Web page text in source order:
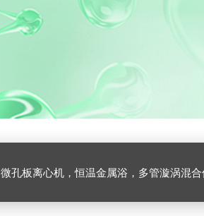
微孔板离心机，恒温金属浴，多管漩涡混合仪，梅毒旋转仪,红外线灭菌器，微孔板恒温振荡器，恒温混匀仪，水平摇床，牛奶抗生素恒